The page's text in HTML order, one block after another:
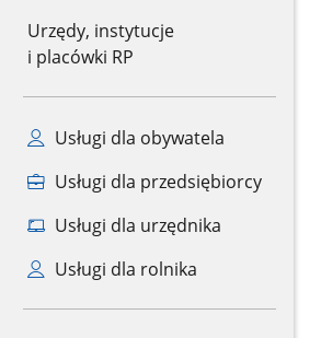
Urzędy, instytucje
i placówki RP
Usługi dla obywatela
Usługi dla przedsiębiorcy
Usługi dla urzędnika
Usługi dla rolnika